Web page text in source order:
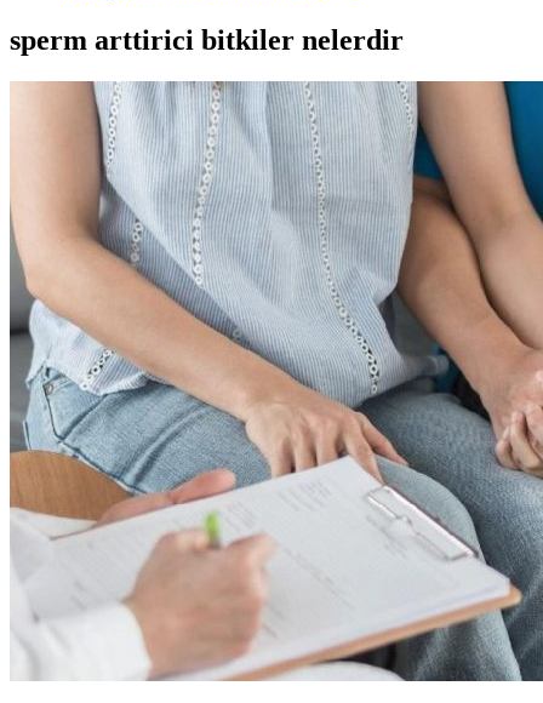
sperm arttirici bitkiler nelerdir